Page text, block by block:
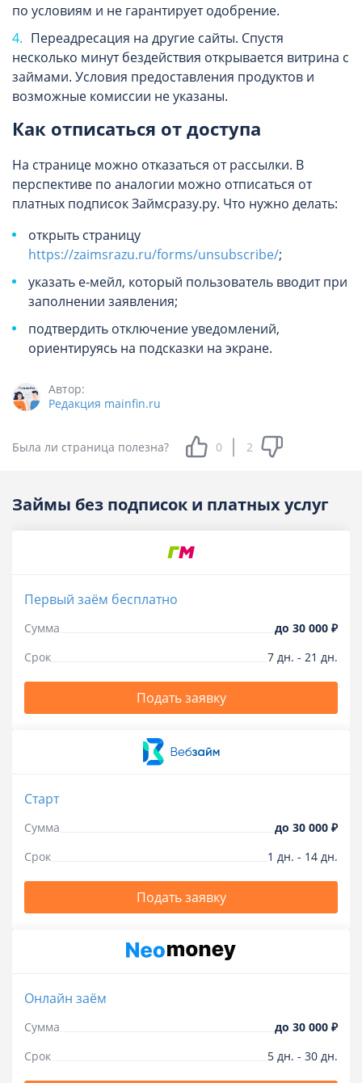
по условиям и не гарантирует одобрение.
Переадресация на другие сайты. Спустя
несколько минут бездействия открывается витрина с
займами. Условия предоставления продуктов и
возможные комиссии не указаны.
Как отписаться от доступа
На странице можно отказаться от рассылки. В
перспективе по аналогии можно отписаться от
платных подписок Займсразу.ру. Что нужно делать:
открыть страницу
https://zaimsrazu.ru/forms/unsubscribe/;
указать е-мейл, который пользователь вводит при
заполнении заявления;
подтвердить отключение уведомлений,
ориентируясь на подсказки на экране.
Автор:
Редакция mainfin.ru
Была ли страница полезна? 0 2
Займы без подписок и платных услуг
Первый заём бесплатно
Сумма до 30 000 ₽
Срок
7 дн. - 21 дн.
Подать заявку
Старт
Сумма до 30 000 ₽
Срок
1 дн. - 14 дн.
Подать заявку
Онлайн заём
Сумма до 30 000 ₽
Срок
5 дн. - 30 дн.